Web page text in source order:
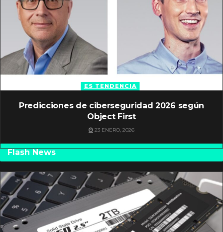
ES TENDENCIA
Predicciones de ciberseguridad 2026 según
Object First
23 ENERO, 2026
Flash News